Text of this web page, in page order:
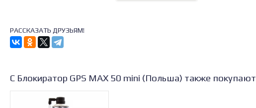
РАССКАЗАТЬ ДРУЗЬЯМ!
С Блокиратор GPS MAX 50 mini (Польша) также покупают